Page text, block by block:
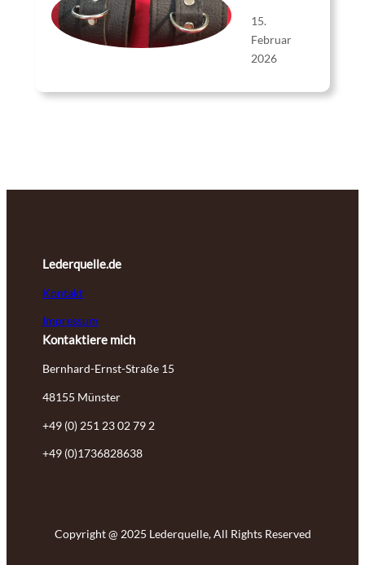
15.
Februar
2026
Lederquelle.de
Kontakt
Impressum
Kontaktiere mich
Bernhard-Ernst-Straße 15
48155 Münster
+49 (0) 251 23 02 79 2
+49 (0)1736828638
Copyright @ 2025 Lederquelle, All Rights Reserved